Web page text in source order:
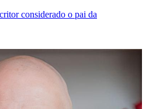
considerado o pai da